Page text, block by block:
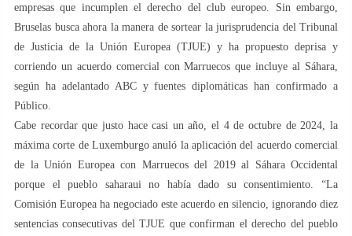
empresas que incumplen el derecho del club europeo. Sin embargo,
Bruselas busca ahora la manera de sortear la jurisprudencia del Tribunal
de Justicia de la Unión Europea (TJUE) y ha propuesto deprisa y
corriendo un acuerdo comercial con Marruecos que incluye al Sáhara,
según ha adelantado ABC y fuentes diplomáticas han confirmado a
Público.
Cabe recordar que justo hace casi un año, el 4 de octubre de 2024, la
máxima corte de Luxemburgo anuló la aplicación del acuerdo comercial
de la Unión Europea con Marruecos del 2019 al Sáhara Occidental
porque el pueblo saharaui no había dado su consentimiento. “La
Comisión Europea ha negociado este acuerdo en silencio, ignorando diez
sentencias consecutivas del TJUE que confirman el derecho del pueblo